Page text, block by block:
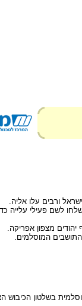
ורבים עלו אליה.
לשם פעילי עלייה
המוסלמית בשלטון